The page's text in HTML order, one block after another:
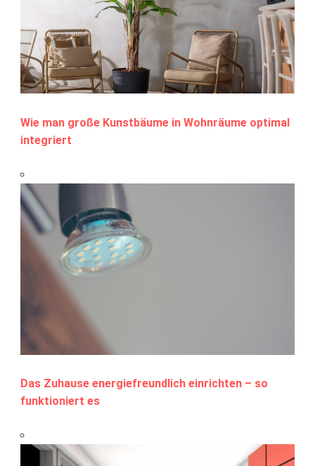
Wie man große Kunstbäume in Wohnräume optimal
integriert
Das Zuhause energiefreundlich einrichten – so
funktioniert es